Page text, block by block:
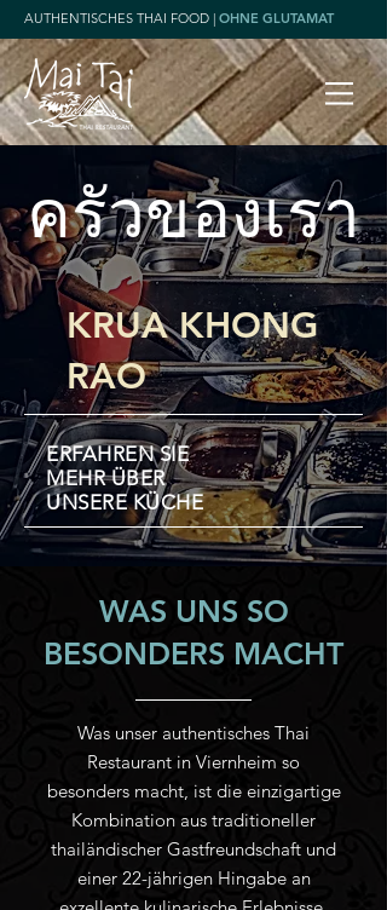
AUTHENTISCHES THAI FOOD | OHNE GLUTAMAT
ครัวของเรา
KRUA KHONG
RAO
ERFAHREN SIE
MEHR ÜBER
UNSERE KÜCHE
WAS UNS SO
BESONDERS MACHT
Was unser authentisches Thai
Restaurant in Viernheim so
besonders macht, ist die einzigartige
Kombination aus traditioneller
thailändischer Gastfreundschaft und
einer 22-jährigen Hingabe an